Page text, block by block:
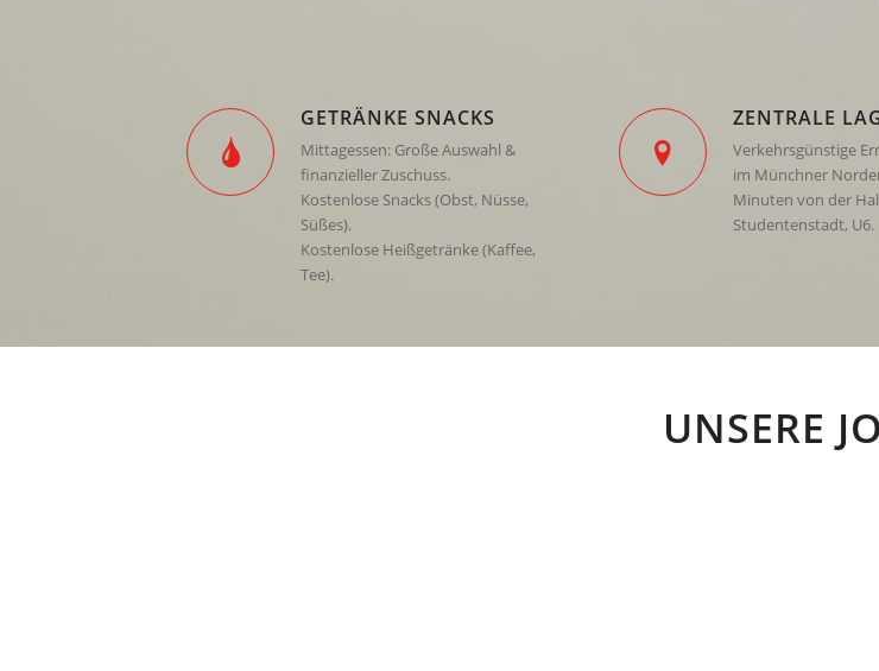
GETRÄNKE SNACKS
Mittagessen: Große Auswahl &
finanzieller Zuschuss.
Kostenlose Snacks (Obst, Nüsse,
Süßes).
Kostenlose Heißgetränke (Kaffee,
Tee).
ZENTRALE
Verkehrsgünstige
im Münchner
Minuten von der
Studentenstadt, U6.
UNSERE